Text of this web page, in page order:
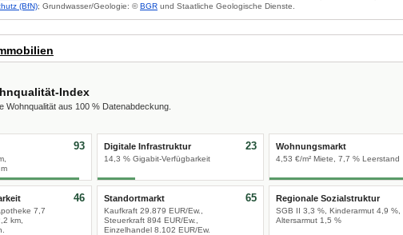
(BfN); Grundwasser/Geologie: ©BGR und Staatliche Geologische Dienste.
Index
Wohnqualität aus 100 % Datenabdeckung.
93 Digitale Infrastruktur
14,3 % Gigabit-Verfügbarkeit
23 Wohnungsmarkt
4,53 €/m² Miete, 7,7 % Leerstand
7,7
km,
46 Standortmarkt
Kaufkraft 29.879 EUR/Ew.,
Steuerkraft 894 EUR/Ew.,
Einzelhandel 8.102 EUR/Ew.
65 Regionale Sozialstruktur
SGB II 3,3 %, Kinderarmut 4,9 %,
Altersarmut 1,5 %